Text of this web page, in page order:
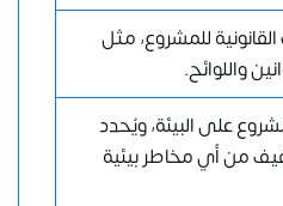
للمشروع، مثل
واللوائح.
على البيئة، ويُحدد
من أي مخاطر بيئية